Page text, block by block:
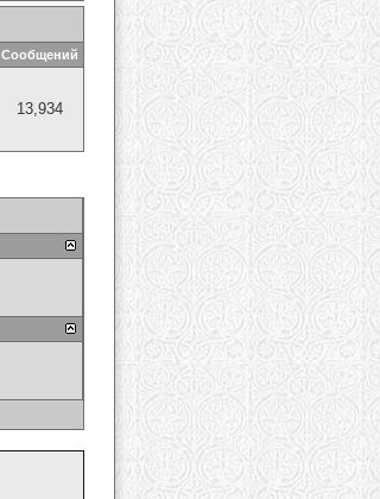
Сообщений
13,934